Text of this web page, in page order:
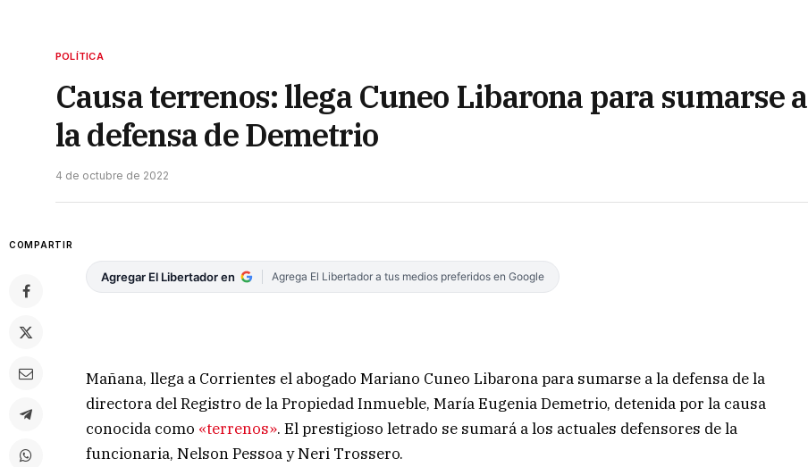
POLÍTICA
Causa terrenos: llega Cuneo Libarona para sumarse a
la defensa de Demetrio
4 de octubre de 2022
COMPARTIR
Agregar El Libertador en Agrega El Libertador a tus medios preferidos en Google
Mañana, llega a Corrientes el abogado Mariano Cuneo Libarona para sumarse a la defensa de la
directora del Registro de la Propiedad Inmueble, María Eugenia Demetrio, detenida por la causa
conocida como «terrenos». El prestigioso letrado se sumará a los actuales defensores de la
funcionaria, Nelson Pessoa y Neri Trossero.